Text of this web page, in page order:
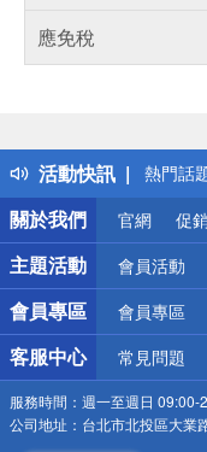
應免稅
活動快訊
得獎公
熱門話
銀行優
偏遠地
詐騙網
關於我們
官網 促
主題活動 會員活動
會員專區 會員專區
客服中心 常見問題
服務時間： 週一至週日 09:00-
公司地址： 台北市北投區大業